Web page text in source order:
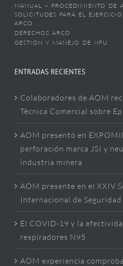
MANUAL – PROCEDIMIENTO DE
SOLICITUDES PARA EL
ARCO
DERECHOS ARCO
GESTION Y MANEJO DE NFU
ENTRADAS RECIENTES
Colaboradores de AOM
Técnica Comercial sobre
AOM presentó en
perforación marca JSI y
industria minera
AOM presente en el XXIV
Internacional de
El COVID-19 y la
respiradores N95
AOM experiencia